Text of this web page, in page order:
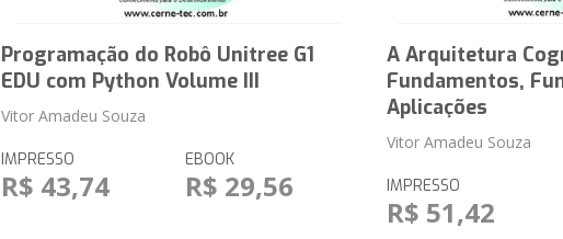
Programação do Robô Unitree G1
EDU com Python Volume III
Vitor Amadeu Souza
IMPRESSO
R$ 43,74
EBOOK
R$ 29,56
A Arquitetura
Fundamentos,
Aplicações
Vitor Amadeu Souza
IMPRESSO
R$ 51,42